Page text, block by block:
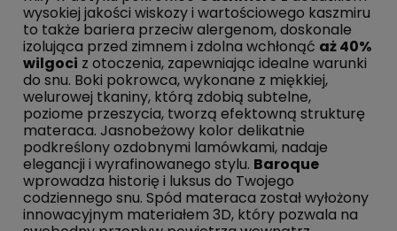
wysokiej jakości wiskozy i wartościowego kaszmiru
to także bariera przeciw alergenom, doskonale
izolująca przed zimnem i zdolna wchłonąć aż 40%
wilgoci z otoczenia, zapewniając idealne warunki
do snu. Boki pokrowca, wykonane z miękkiej,
welurowej tkaniny, którą zdobią subtelne,
poziome przeszycia, tworzą efektowną strukturę
materaca. Jasnobeżowy kolor delikatnie
podkreślony ozdobnymi lamówkami, nadaje
elegancji i wyrafinowanego stylu. Baroque
wprowadza historię i luksus do Twojego
codziennego snu. Spód materaca został wyłożony
innowacyjnym materiałem 3D, który pozwala na